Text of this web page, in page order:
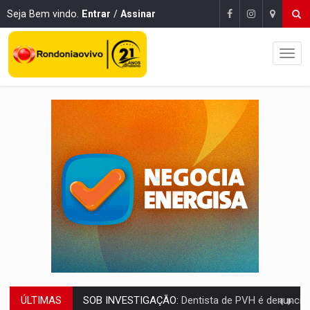
Seja Bem vindo. Entrar / Assinar
ÚLTIMAS ESQUEMA DE FRAUDES:Polícia Civil deflagra a terceira fase da